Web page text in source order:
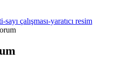
sayı çalışması-yaratıcı resim